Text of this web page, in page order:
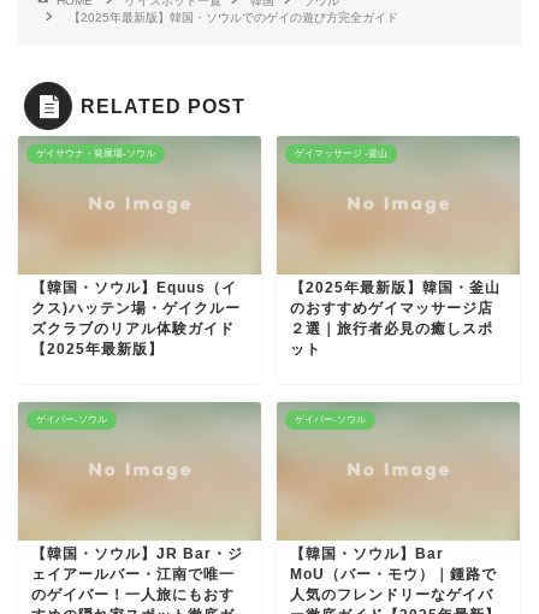
【2025年最新版】韓国・ソウルでのゲイの遊び方完全ガイド
RELATED POST
ゲイサウナ・発展場-ソウル
【韓国・ソウル】Equus（イ
クス)ハッテン場・ゲイクルー
ズクラブのリアル体験ガイド
【2025年最新版】
ゲイマッサージ -釜山
【2025年最新版】韓国・釜山
のおすすめゲイマッサージ店
２選｜旅行者必見の癒しスポ
ット
ゲイバー-ソウル
【韓国・ソウル】JR Bar・ジ
ェイアールバー・江南で唯一
のゲイバー！一人旅にもおす
ゲイバー-ソウル
【韓国・ソウル】Bar
MoU（バー・モウ）｜鍾路で
人気のフレンドリーなゲイバ